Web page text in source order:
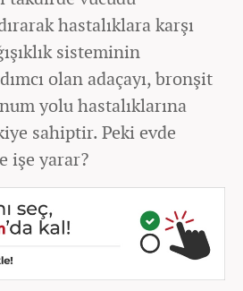
hastalıklara karşı
sisteminin
olan adaçayı, bronşit
yolu hastalıklarına
sahiptir. Peki evde
işe yarar?